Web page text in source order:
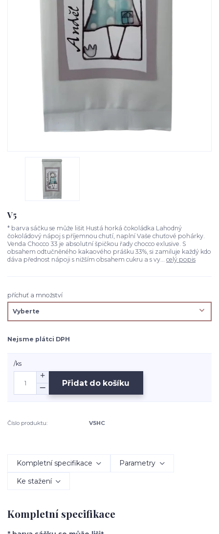
V5
* barva sáčku se může lišit Hustá horká čokoládka Lahodný
čokoládový nápoj s příjemnou chutí, naplní Vaše chuťové pohárky.
Venda Chocco 33 je absolutní špičkou řady chocco exlusive. S
obsahem odtučněného kakaového prášku 33%, si zamiluje každý kdo
dáva přednost nápoji s nižším obsahem cukru a s vy... celý popis
příchuť a množství
Nejsme plátci DPH
/ks
Přidat do košíku
Číslo produktu: V5HC
Kompletní specifikace Parametry
Ke stažení
Kompletní specifikace